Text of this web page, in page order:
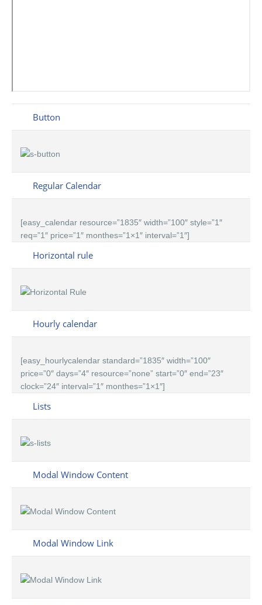
Button
Regular Calendar
[easy_calendar resource=”1835″ width=”100″ style=”1″
req=”1″ price=”1″ monthes=”1×1″ interval=”1″]
Horizontal rule
Hourly calendar
[easy_hourlycalendar standard=”1835″ width=”100″
price=”0″ days=”4″ resource=”none” start=”0″ end=”23″
clock=”24″ interval=”1″ monthes=”1×1″]
Lists
Modal Window Content
Modal Window Link